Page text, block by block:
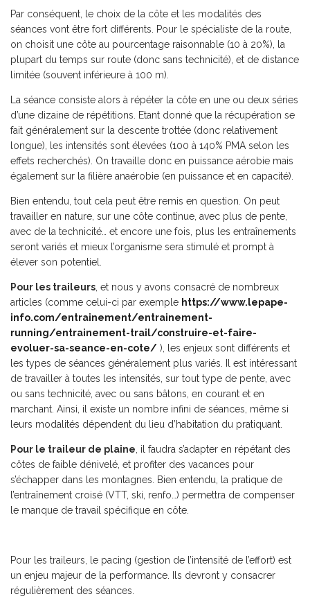
Par conséquent, le choix de la côte et les modalités des
séances vont être fort différents. Pour le spécialiste de la route,
on choisit une côte au pourcentage raisonnable (10 à 20%), la
plupart du temps sur route (donc sans technicité), et de distance
limitée (souvent inférieure à 100 m).
La séance consiste alors à répéter la côte en une ou deux séries
d’une dizaine de répétitions. Etant donné que la récupération se
fait généralement sur la descente trottée (donc relativement
longue), les intensités sont élevées (100 à 140% PMA selon les
effets recherchés). On travaille donc en puissance aérobie mais
également sur la filière anaérobie (en puissance et en capacité).
Bien entendu, tout cela peut être remis en question. On peut
travailler en nature, sur une côte continue, avec plus de pente,
avec de la technicité… et encore une fois, plus les entraînements
seront variés et mieux l’organisme sera stimulé et prompt à
élever son potentiel.
Pour les traileurs , et nous y avons consacré de nombreux
articles (comme celui-ci par exemple https://www.lepape-
info.com/entrainement/entrainement-
running/entrainement-trail/construire-et-faire-
evoluer-sa-seance-en-cote/ ), les enjeux sont différents et
les types de séances généralement plus variés. Il est intéressant
de travailler à toutes les intensités, sur tout type de pente, avec
ou sans technicité, avec ou sans bâtons, en courant et en
marchant. Ainsi, il existe un nombre infini de séances, même si
leurs modalités dépendent du lieu d’habitation du pratiquant.
Pour le traileur de plaine , il faudra s’adapter en répétant des
côtes de faible dénivelé, et profiter des vacances pour
s’échapper dans les montagnes. Bien entendu, la pratique de
l’entraînement croisé (VTT, ski, renfo…) permettra de compenser
le manque de travail spécifique en côte.
Pour les traileurs, le pacing (gestion de l’intensité de l’effort) est
un enjeu majeur de la performance. Ils devront y consacrer
régulièrement des séances.